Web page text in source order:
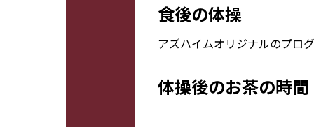
食後の体操
アズハイムオリジナルのプロ
体操後のお茶の時間